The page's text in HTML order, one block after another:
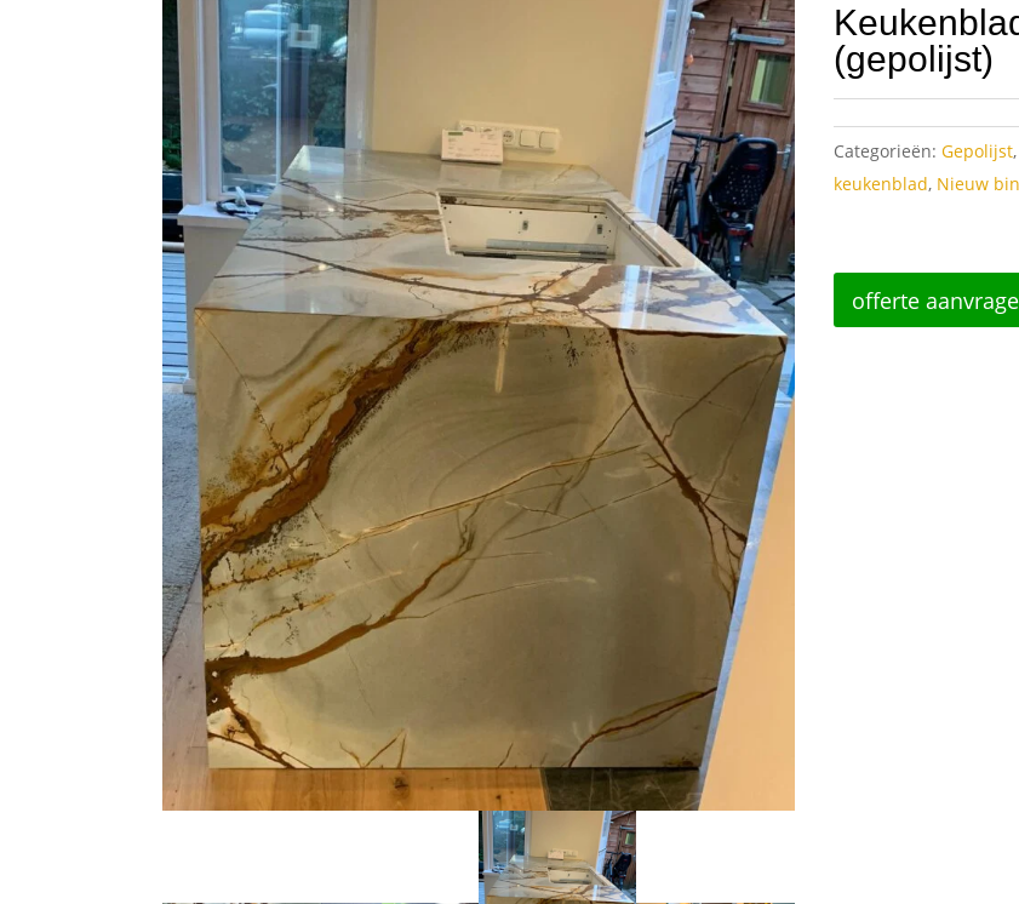
(gepolijst)
Categorieën: Gepolijst
keukenblad, Nieuw
offerte